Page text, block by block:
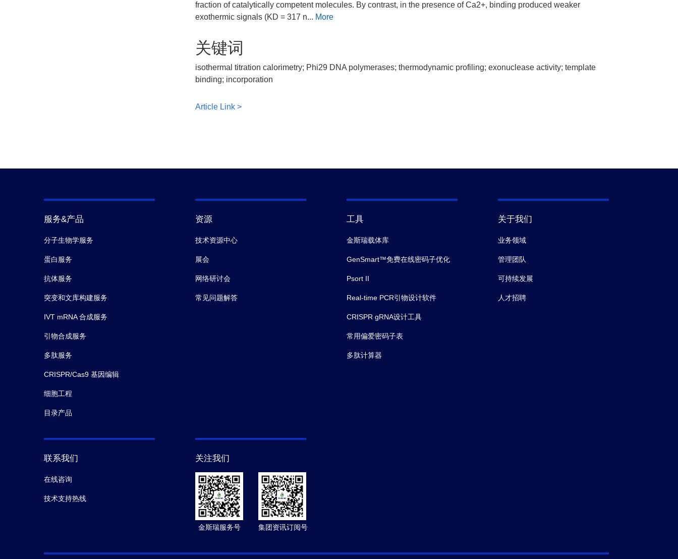
fraction of catalytically competent molecules. By contrast, in the presence of Ca2+, binding produced weaker
exothermic signals (KD = 317 n... More
关键词
isothermal titration calorimetry; Phi29 DNA polymerases; thermodynamic profiling; exonuclease activity; template
binding; incorporation
Article Link >
服务&产品
分子生物学服务
蛋白服务
抗体服务
突变和文库构建服务
IVT mRNA 合成服务
引物合成服务
多肽服务
CRISPR/Cas9 基因编辑
细胞工程
目录产品
资源
技术资源中心
展会
网络研讨会
常见问题解答
工具
金斯瑞载体库
GenSmart™免费在线密码子优化
Psort II
Real-time PCR引物设计软件
CRISPR gRNA设计工具
常用偏爱密码子表
多肽计算器
关于我们
业务领域
管理团队
可持续发展
人才招聘
联系我们
在线咨询
技术支持热线
关注我们
金斯瑞服务号 集团资讯订阅号